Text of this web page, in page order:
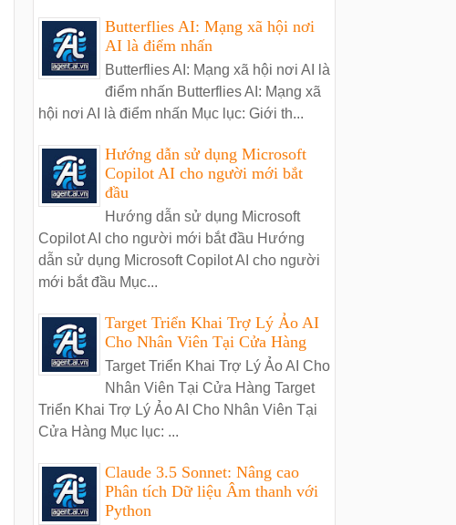
Butterflies AI: Mạng xã hội nơi
AI là điểm nhấn
Butterflies AI: Mạng xã hội nơi AI là
điểm nhấn Butterflies AI: Mạng xã
hội nơi AI là điểm nhấn Mục lục: Giới th...
Hướng dẫn sử dụng Microsoft
Copilot AI cho người mới bắt
đầu
Hướng dẫn sử dụng Microsoft
Copilot AI cho người mới bắt đầu Hướng
dẫn sử dụng Microsoft Copilot AI cho người
mới bắt đầu Mục...
Target Triển Khai Trợ Lý Ảo AI
Cho Nhân Viên Tại Cửa Hàng
Target Triển Khai Trợ Lý Ảo AI Cho
Nhân Viên Tại Cửa Hàng Target
Triển Khai Trợ Lý Ảo AI Cho Nhân Viên Tại
Cửa Hàng Mục lục: ...
Claude 3.5 Sonnet: Nâng cao
Phân tích Dữ liệu Âm thanh với
Python